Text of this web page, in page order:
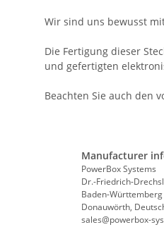
Wir sind uns bewusst
Die Fertigung dieser
und gefertigten
Beachten Sie auch den
Manufacturer
PowerBox Systems
Dr.-Friedrich-
Baden-Württemberg
Donauwörth,
sales@powerbox-